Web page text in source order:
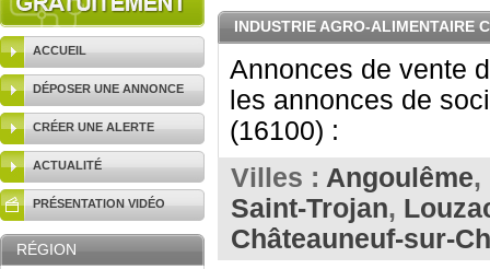
ACCUEIL
DÉPOSER UNE ANNONCE
CRÉER UNE ALERTE
ACTUALITÉ
PRÉSENTATION VIDÉO
RÉGION
RECHERCHER UNE
ANNONCE
INDUSTRIE AGRO-ALIMENTAIRE
Annonces de vente
les annonces de
(16100) :
Villes : Angoulême,
Saint-Trojan,
Châteauneuf-sur-